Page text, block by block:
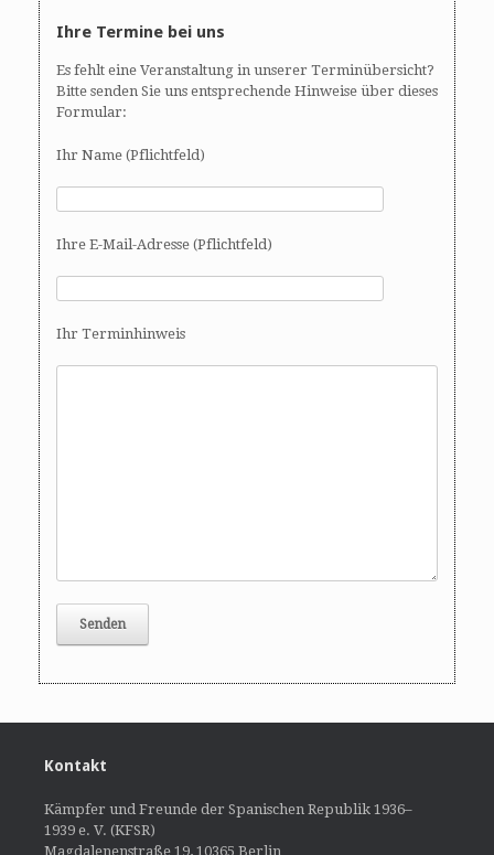
Ihre Termine bei uns
Es fehlt eine Veranstaltung in unserer Terminübersicht?
Bitte senden Sie uns entsprechende Hinweise über dieses
Formular:
Ihr Name (Pflichtfeld)
Ihre E-Mail-Adresse (Pflichtfeld)
Ihr Terminhinweis
Kontakt
Kämpfer und Freunde der Spanischen Republik 1936–
1939 e. V. (KFSR)
Magdalenenstraße 19, 10365 Berlin